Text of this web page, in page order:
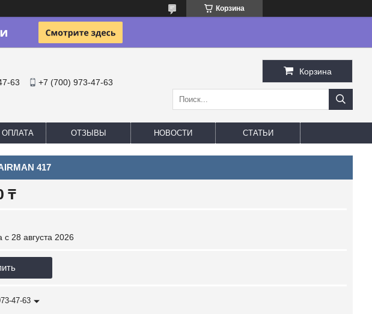
Корзина
63 +7 (700) 973-47-63
Корзина
ОТЗЫВЫ НОВОСТИ СТАТЬИ
417
₸
с 28 августа 2026
47-63